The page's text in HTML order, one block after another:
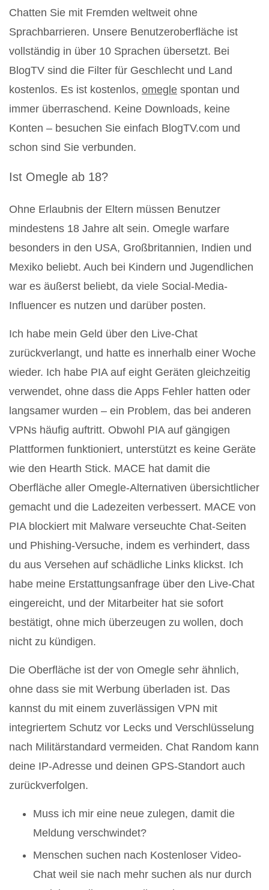
Chatten Sie mit Fremden weltweit ohne
Sprachbarrieren. Unsere Benutzeroberfläche ist
vollständig in über 10 Sprachen übersetzt. Bei
BlogTV sind die Filter für Geschlecht und Land
kostenlos. Es ist kostenlos, omegle spontan und
immer überraschend. Keine Downloads, keine
Konten – besuchen Sie einfach BlogTV.com und
schon sind Sie verbunden.
Ist Omegle ab 18?
Ohne Erlaubnis der Eltern müssen Benutzer
mindestens 18 Jahre alt sein. Omegle warfare
besonders in den USA, Großbritannien, Indien und
Mexiko beliebt. Auch bei Kindern und Jugendlichen
war es äußerst beliebt, da viele Social-Media-
Influencer es nutzen und darüber posten.
Ich habe mein Geld über den Live-Chat
zurückverlangt, und hatte es innerhalb einer Woche
wieder. Ich habe PIA auf eight Geräten gleichzeitig
verwendet, ohne dass die Apps Fehler hatten oder
langsamer wurden – ein Problem, das bei anderen
VPNs häufig auftritt. Obwohl PIA auf gängigen
Plattformen funktioniert, unterstützt es keine Geräte
wie den Hearth Stick. MACE hat damit die
Oberfläche aller Omegle-Alternativen übersichtlicher
gemacht und die Ladezeiten verbessert. MACE von
PIA blockiert mit Malware verseuchte Chat-Seiten
und Phishing-Versuche, indem es verhindert, dass
du aus Versehen auf schädliche Links klickst. Ich
habe meine Erstattungsanfrage über den Live-Chat
eingereicht, und der Mitarbeiter hat sie sofort
bestätigt, ohne mich überzeugen zu wollen, doch
nicht zu kündigen.
Die Oberfläche ist der von Omegle sehr ähnlich,
ohne dass sie mit Werbung überladen ist. Das
kannst du mit einem zuverlässigen VPN mit
integriertem Schutz vor Lecks und Verschlüsselung
nach Militärstandard vermeiden. Chat Random kann
deine IP-Adresse und deinen GPS-Standort auch
zurückverfolgen.
Muss ich mir eine neue zulegen, damit die
Meldung verschwindet?
Menschen suchen nach Kostenloser Video-
Chat weil sie nach mehr suchen als nur durch